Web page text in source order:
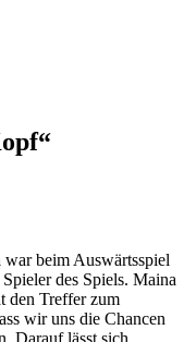
war beim Auswärtsspiel
des Spiels. Maina
den Treffer zum
wir uns die Chancen
Darauf lässt sich